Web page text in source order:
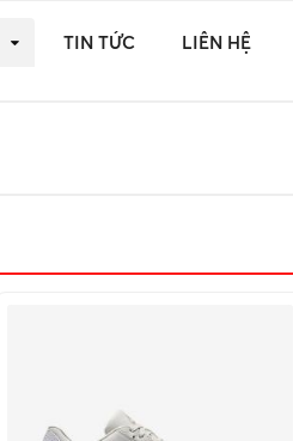
TIN TỨC LIÊN HỆ